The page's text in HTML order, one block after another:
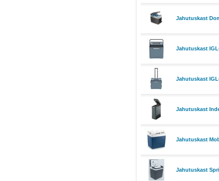
Jahutuskast
Jahutuskast
Jahutuskast
Jahutuskast
Jahutuskast
Jahutuskast